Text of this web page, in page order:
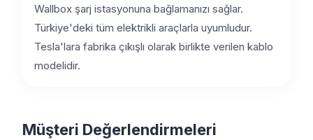
Wallbox şarj istasyonuna bağlamanızı sağlar.
Türkiye'deki tüm elektrikli araçlarla uyumludur.
Tesla'lara fabrika çıkışlı olarak birlikte verilen kablo
modelidir.
Müşteri Değerlendirmeleri